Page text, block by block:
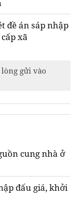
đề án sáp nhập
xã
gửi vào
cung nhà ở
đấu giá, khởi